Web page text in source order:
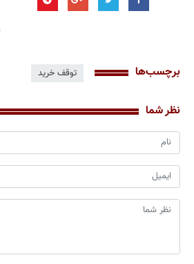
برچسب‌ها توقف خرید
نظر شما